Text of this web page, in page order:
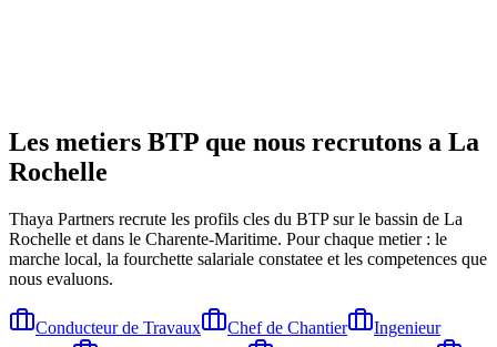
Les metiers BTP que nous recrutons a La
Rochelle
Thaya Partners recrute les profils cles du BTP sur le bassin de La
Rochelle et dans le Charente-Maritime. Pour chaque metier : le
marche local, la fourchette salariale constatee et les competences que
nous evaluons.
Conducteur de Travaux Chef de Chantier
Ingenieur